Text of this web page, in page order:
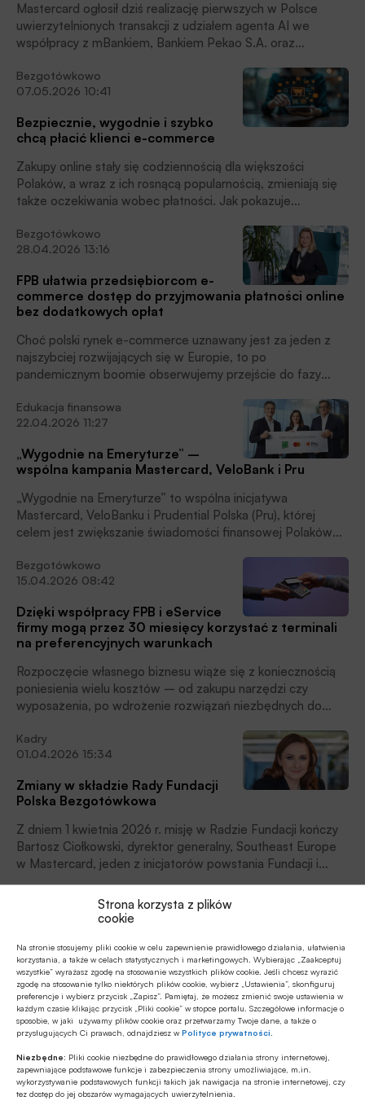
Strona korzysta z plików
cookie
Na stronie stosujemy pliki cookie w celu zapewnienie prawidłowego działania, ułatwienia
korzystania, a także w celach statystycznych i marketingowych. Wybierając „Zaakceptuj
wszystkie” wyrażasz zgodę na stosowanie wszystkich plików cookie. Jeśli chcesz wyrazić
zgodę na stosowanie tylko niektórych plików cookie, wybierz „Ustawienia”, skonfiguruj
preferencje i wybierz przycisk „Zapisz”. Pamiętaj, że możesz zmienić swoje ustawienia w
każdym czasie klikając przycisk „Pliki cookie” w stopce portalu. Szczegółowe informacje o
sposobie, w jaki używamy plików cookie oraz przetwarzamy Twoje dane, a także o
przysługujących Ci prawach, odnajdziesz wPolityce prywatności
Niezbędne: Pliki cookie niezbędne do prawidłowego działania strony internetowej,
zapewniające podstawowe funkcje i zabezpieczenia strony umożliwiające, m.in.
wykorzystywanie podstawowych funkcji takich jak nawigacja na stronie internetowej, czy
tez dostęp do jej obszarów wymagających uwierzytelnienia.
Mastercard ogłosił dziś realizację pierwszych w Polsce
uwierzytelnionych transakcji z udziałem agenta AI we
współpracy z mBankiem, Bankiem Pekao S.A. oraz
Bezgotówkowo
07.05.2026 10:41
Bezpiecznie, wygodnie i szybko
chcą płacić klienci e-commerce
Zakupy online stały się codziennością dla większości
Polaków, a wraz z ich rosnącą popularnością, zmieniają się
także oczekiwania wobec płatności. Jak pokazuje
aż 96% osób w wieku 18–65 lat zapłaciło w Internecie
przynajmniej raz w ciągu ostatniego roku . Coraz większe
znaczenie mają przy tym rozwiązania płatnicze oparte na
tokenizacji – korzysta z nich już niemal połowa
użytkowników (49%), czytamy w informacji prasowej.
Bezgotówkowo
28.04.2026 13:16
FPB ułatwia przedsiębiorcom e-
commerce dostęp do przyjmowania płatności online
bez dodatkowych opłat
Choć polski rynek e-commerce uznawany jest za jeden z
najszybciej rozwijających się w Europie, to po
pandemicznym boomie obserwujemy przejście do fazy
(zwłaszcza w sektorze mikro- i małych firm) odczuwa
znaczące obciążenie związane z kosztami prowadzenia
działalności, dlatego już w 2025 roku Fundacja Polska
Bezgotówkowa (FPB) rozszerzyła zakres wsparcia w
ramach swojego Programu obejmując nim również
przedsiębiorców działających w sieci. Mogą oni otrzymać
dostęp do bramki płatniczej umożliwiającej przyjmowanie
płatności online na preferencyjnych warunkach, bez
Edukacja finansowa
22.04.2026 11:27
„Wygodnie na Emeryturze” –
wspólna kampania Mastercard, VeloBank i Pru
„Wygodnie na Emeryturze” to wspólna inicjatywa
Mastercard, VeloBanku i Prudential Polska (Pru), której
celem jest zwiększanie świadomości finansowej Polaków
przyszłości. Kampania zwraca uwagę na potrzebę łączenia
ubezpieczeń z systematycznym oszczędzaniem na
emeryturę, szczególnie w kontekście prognozowanej niskiej
stopy zastąpienia świadczeń z ZUS, która dla dzisiejszych
trzydziesto- i czterdziestolatków może wynieść jedynie
około 1/3 ostatniej pensji, a w przypadku kobiet – jeszcze
mniej, czytamy w informacji prasowej.
Bezgotówkowo
15.04.2026 08:42
Dzięki współpracy FPB i eService
firmy mogą przez 30 miesięcy korzystać z terminali
na preferencyjnych warunkach
Rozpoczęcie własnego biznesu wiąże się z koniecznością
poniesienia wielu kosztów – od zakupu narzędzi czy
wyposażenia, po wdrożenie rozwiązań niezbędnych do
to dużym wyzwaniem, dlatego każdy sposób na
ograniczenie wydatków początku działalności może mieć
realny wpływ na jej tempo rozwoju. Największy polski
dostawca rozwiązań płatniczych – eService –
przygotował ofertę, która jest odpowiedzią na ten
problem, czytamy w informacji prasowej.
Kadry
01.04.2026 15:34
Zmiany w składzie Rady Fundacji
Polska Bezgotówkowa
Z dniem 1 kwietnia 2026 r. misję w Radzie Fundacji kończy
Bartosz Ciołkowski, dyrektor generalny, Southeast Europe
w Mastercard, jeden z inicjatorów powstania Fundacji i
wizjonerów polskiego ekosystemu płatniczego. Jego
miejsce w Radzie Fundacji obejmie Marta Życińska,
dyrektorka generalna polskiego oddziału Mastercard
Z rynku finansowego
24.03.2026 14:23
Niepokojące wyniki badania
Mastercard o cyberbezpieczeństwie w polskich
firmach
71% ankietowanych reprezentantów małych firm ocenia
ryzyko ataku cybernetycznego na swoje przedsiębiorstwo
jako niskie lub raczej niskie. Około jedna czwarta małych
podmiotów i co drugie duże przedsiębiorstwo w Polsce
doświadczyło cyberataku. Więcej niż połowa małych firm
(54%) nigdy nie szkoliła pracowników w obszarze
Technologie i innowacje
02.03.2026 11:13